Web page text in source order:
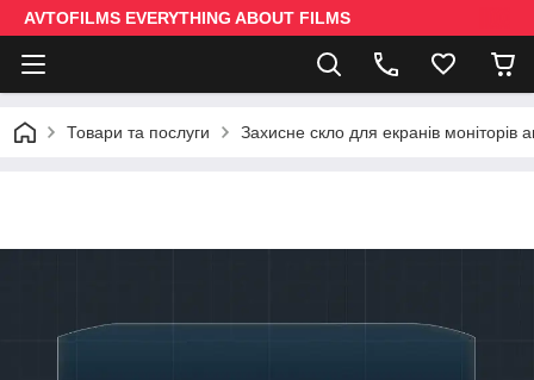
AVTOFILMS EVERYTHING ABOUT FILMS
Товари та послуги Захисне скло для екранів моніторів